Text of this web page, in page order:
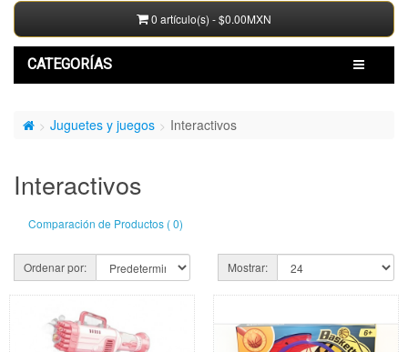
0 artículo(s) - $0.00MXN
CATEGORÍAS
Juguetes y juegos Interactivos
Interactivos
Comparación de Productos ( 0)
Ordenar por: Mostrar: